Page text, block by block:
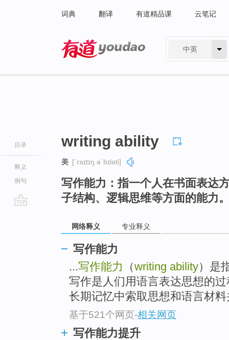
词典 翻译 有道精品课 云笔记
中英
目录
释义
例句
writing ability
美 [ˈraɪtɪŋ əˈbɪləti]
写作能力：指一个人在书面表达
子结构、逻辑思维等方面的能力
网络释义 专业释义
写作能力
...写作能力 （writing ability）是
写作是人们用语言表达思想的
长期记忆中索取思想和语言材
基于521个网页-相关网页
写作能力提升